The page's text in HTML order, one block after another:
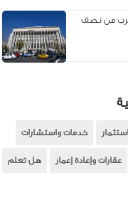
من نصف
خدمات واستشارات
عقارات وإعادة إعمار هل تعلم